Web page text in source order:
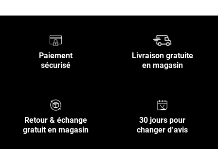
Paiement
sécurisé
Livraison gratuite
en magasin
Retour & échange
gratuit en magasin
30 jours pour
changer d’avis